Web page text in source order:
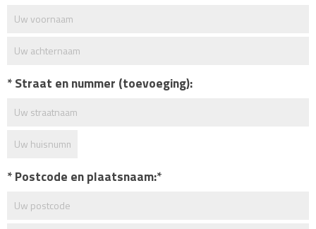
Straat en nummer (toevoeging):
Postcode en plaatsnaam: